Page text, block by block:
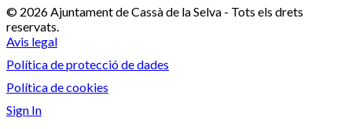
© 2026 Ajuntament de Cassà de la Selva - Tots els drets
reservats.
Avis legal
Política de protecció de dades
Política de cookies
Sign In